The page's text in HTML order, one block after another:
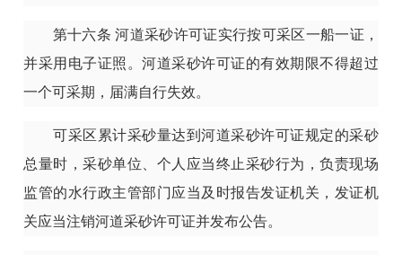
第十六条 河道采砂许可证实行按可采区一船一证，
并采用电子证照。河道采砂许可证的有效期限不得超过
一个可采期，届满自行失效。
可采区累计采砂量达到河道采砂许可证规定的采砂
总量时，采砂单位、个人应当终止采砂行为，负责现场
监管的水行政主管部门应当及时报告发证机关，发证机
关应当注销河道采砂许可证并发布公告。